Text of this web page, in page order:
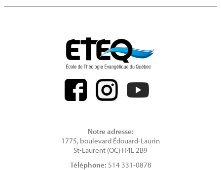
Notre adresse:
1775, boulevard Édouard-Laurin
St-Laurent (QC) H4L 2B9
Téléphone: 514 331-0878